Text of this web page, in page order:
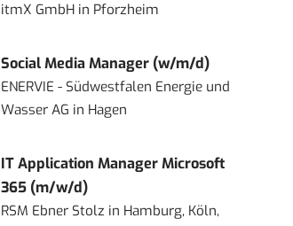
itmX GmbH in Pforzheim
Social Media Manager (w/m/d)
ENERVIE - Südwestfalen Energie und
Wasser AG in Hagen
IT Application Manager Microsoft
365 (m/w/d)
RSM Ebner Stolz in Hamburg, Köln,